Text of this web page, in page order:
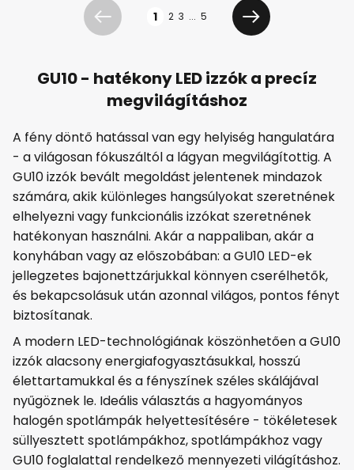
Előző 1 2 3 ... 5
Következő
GU10 - hatékony LED izzók a precíz
megvilágításhoz
A fény döntő hatással van egy helyiség hangulatára
- a világosan fókuszáltól a lágyan megvilágítottig. A
GU10 izzók bevált megoldást jelentenek mindazok
számára, akik különleges hangsúlyokat szeretnének
elhelyezni vagy funkcionális izzókat szeretnének
hatékonyan használni. Akár a nappaliban, akár a
konyhában vagy az előszobában: a GU10 LED-ek
jellegzetes bajonettzárjukkal könnyen cserélhetők,
és bekapcsolásuk után azonnal világos, pontos fényt
biztosítanak.
A modern LED-technológiának köszönhetően a GU10
izzók alacsony energiafogyasztásukkal, hosszú
élettartamukkal és a fényszínek széles skálájával
nyűgöznek le. Ideális választás a hagyományos
halogén spotlámpák helyettesítésére - tökéletesek
süllyesztett spotlámpákhoz, spotlámpákhoz vagy
GU10 foglalattal rendelkező mennyezeti világításhoz.